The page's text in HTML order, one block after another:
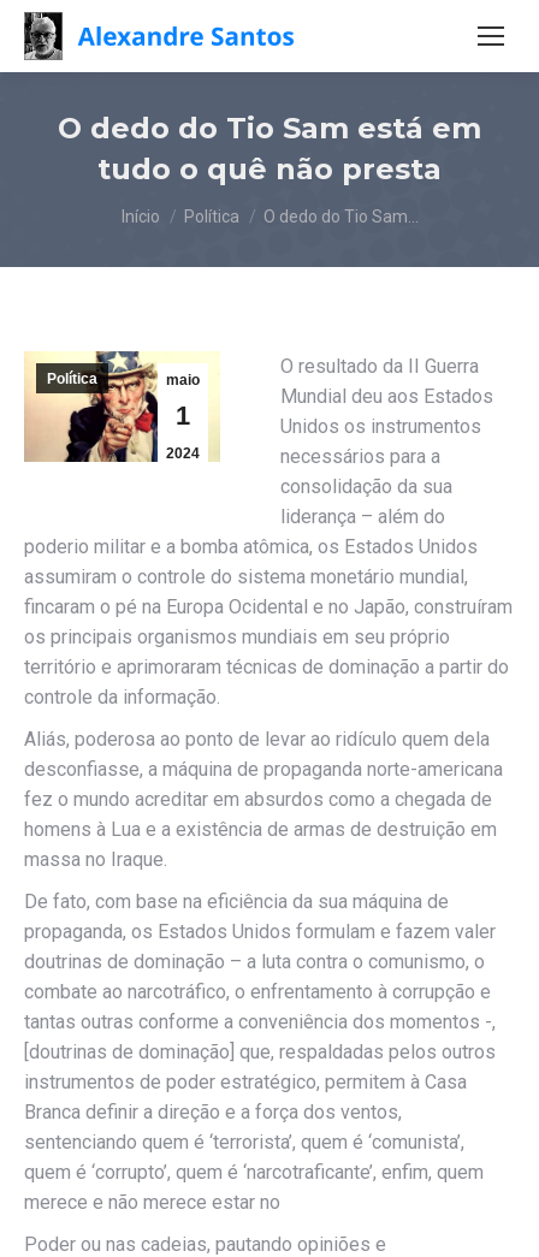
O dedo do Tio Sam está em
tudo o quê não presta
Você está aqui:
Início Política O dedo do Tio Sam…
maio
1
2024
Política
O resultado da II Guerra
Mundial deu aos Estados
Unidos os instrumentos
necessários para a
consolidação da sua
liderança – além do
poderio militar e a bomba atômica, os Estados Unidos
assumiram o controle do sistema monetário mundial,
fincaram o pé na Europa Ocidental e no Japão, construíram
os principais organismos mundiais em seu próprio
território e aprimoraram técnicas de dominação a partir do
controle da informação.
Aliás, poderosa ao ponto de levar ao ridículo quem dela
desconfiasse, a máquina de propaganda norte-americana
fez o mundo acreditar em absurdos como a chegada de
homens à Lua e a existência de armas de destruição em
massa no Iraque.
De fato, com base na eficiência da sua máquina de
propaganda, os Estados Unidos formulam e fazem valer
doutrinas de dominação – a luta contra o comunismo, o
combate ao narcotráfico, o enfrentamento à corrupção e
tantas outras conforme a conveniência dos momentos -,
[doutrinas de dominação] que, respaldadas pelos outros
instrumentos de poder estratégico, permitem à Casa
Branca definir a direção e a força dos ventos,
sentenciando quem é ‘terrorista’, quem é ‘comunista’,
quem é ‘corrupto’, quem é ‘narcotraficante’, enfim, quem
merece e não merece estar no
Poder ou nas cadeias, pautando opiniões e